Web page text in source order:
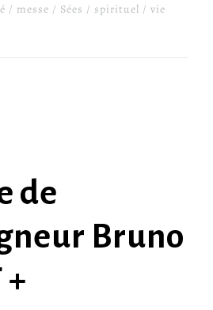
messe Sées spirituel
vie
de
Bruno
+